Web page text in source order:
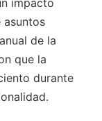
asuntos
de la
que la
durante